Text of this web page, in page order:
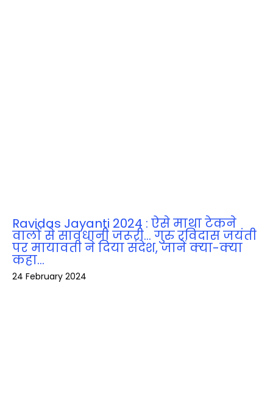
Ravidas Jayanti 2024 : ऐसे माथा टेकने
वालों से सावधानी जरूरी… गुरु रविदास जयंती
पर मायावती ने दिया संदेश, जानें क्‍या-क्‍या
कहा…
24 February 2024